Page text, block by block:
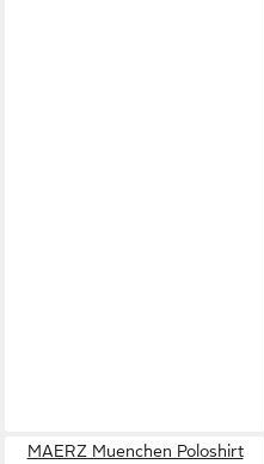
MAERZ Muenchen Poloshirt